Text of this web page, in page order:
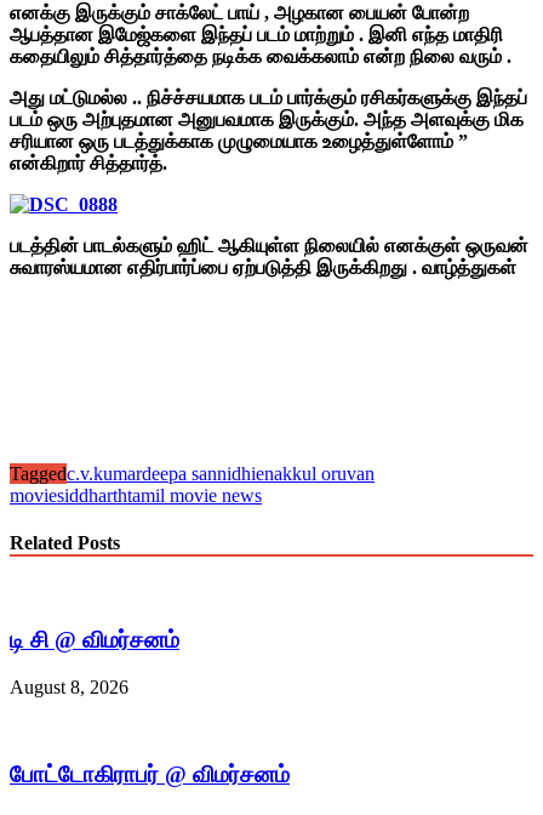
எனக்கு இருக்கும் சாக்லேட் பாய் , அழகான பையன் போன்ற
ஆபத்தான இமேஜ்களை இந்தப் படம் மாற்றும் . இனி எந்த மாதிரி
கதையிலும் சித்தார்த்தை நடிக்க வைக்கலாம் என்ற நிலை வரும் .
அது மட்டுமல்ல .. நிச்ச்சயமாக படம் பார்க்கும் ரசிகர்களுக்கு இந்தப்
படம் ஒரு அற்புதமான அனுபவமாக இருக்கும். அந்த அளவுக்கு மிக
சரியான ஒரு படத்துக்காக முழுமையாக உழைத்துள்ளோம் ”
என்கிறார் சித்தார்த்.
படத்தின் பாடல்களும் ஹிட் ஆகியுள்ள நிலையில் எனக்குள் ஒருவன்
சுவாரஸ்யமான எதிர்பார்ப்பை ஏற்படுத்தி இருக்கிறது . வாழ்த்துகள்
Taggedc.v.kumardeepa sannidhienakkul oruvan
moviesiddharthtamil movie news
Related Posts
டி சி @ விமர்சனம்
August 8, 2026
போட்டோகிராபர் @ விமர்சனம்